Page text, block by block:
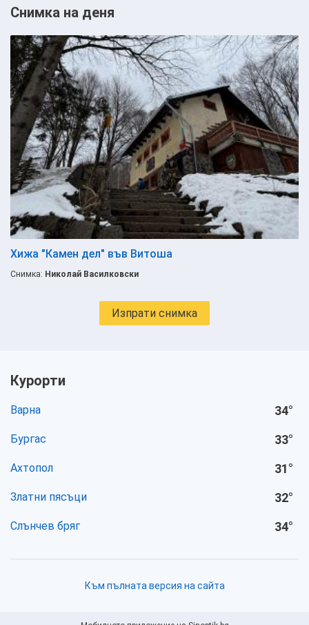
Снимка на деня
Хижа "Камен дел" във Витоша
Снимка: Николай Василковски
Изпрати снимка
Курорти
Варна 34°
Бургас 33°
Ахтопол 31°
Златни пясъци 32°
Слънчев бряг 34°
Към пълната версия на сайта